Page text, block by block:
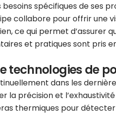
spécifiques de ses
collabore pour offrir une
ce qui permet d’assurer
et pratiques sont pris
technologies de
dans les
la précision et
thermiques pour